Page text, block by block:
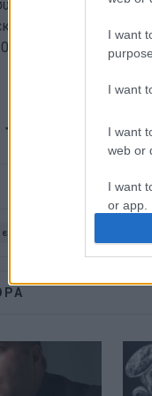
I want
I want
I want
web or
I want
or app.
I want
I want
με την
της
enimerosi
Ασιατικής Τέχνης